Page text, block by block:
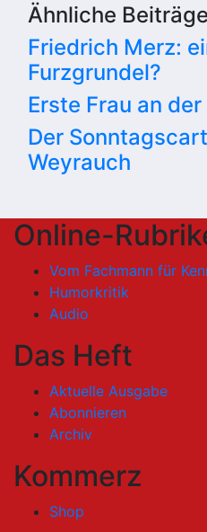
Ähnliche Beiträge
Friedrich Merz:
Furzgrundel?
Erste Frau an
Der
Weyrauch
Online-
Vom Fachmann für
Humorkritik
Audio
Das Heft
Aktuelle Ausgabe
Abonnieren
Archiv
Kommerz
Shop